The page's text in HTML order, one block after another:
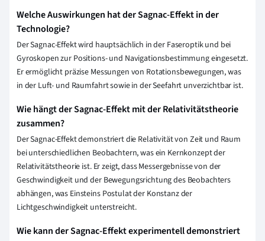
Welche Auswirkungen hat der Sagnac-Effekt in der
Technologie?
Der Sagnac-Effekt wird hauptsächlich in der Faseroptik und bei
Gyroskopen zur Positions- und Navigationsbestimmung eingesetzt.
Er ermöglicht präzise Messungen von Rotationsbewegungen, was
in der Luft- und Raumfahrt sowie in der Seefahrt unverzichtbar ist.
Wie hängt der Sagnac-Effekt mit der Relativitätstheorie
zusammen?
Der Sagnac-Effekt demonstriert die Relativität von Zeit und Raum
bei unterschiedlichen Beobachtern, was ein Kernkonzept der
Relativitätstheorie ist. Er zeigt, dass Messergebnisse von der
Geschwindigkeit und der Bewegungsrichtung des Beobachters
abhängen, was Einsteins Postulat der Konstanz der
Lichtgeschwindigkeit unterstreicht.
Wie kann der Sagnac-Effekt experimentell demonstriert